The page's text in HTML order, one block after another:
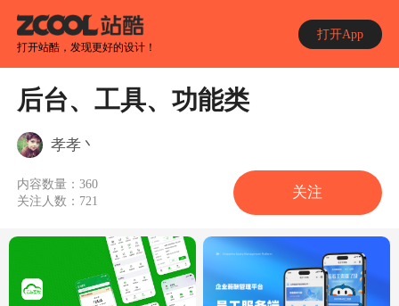
打开站酷，发现更好的设计！
打开App
后台、工具、功能类
孝孝丶
内容数量：360
关注人数： 721
关注